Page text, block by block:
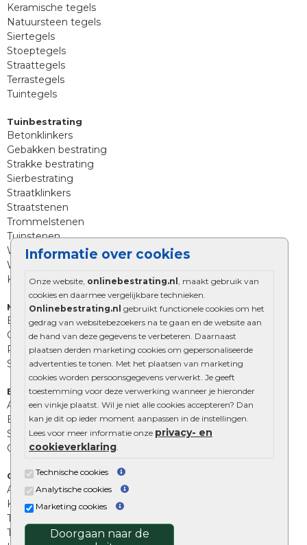
Informatie over cookies
Onze website, onlinebestrating.nl , maakt gebruik van
cookies en daarmee vergelijkbare technieken.
Onlinebestrating.nl gebruikt functionele cookies om het
gedrag van websitebezoekers na te gaan en de website aan
de hand van deze gegevens te verbeteren. Daarnaast
plaatsen derden marketing cookies om gepersonaliseerde
advertenties te tonen. Met het plaatsen van marketing
cookies worden persoonsgegevens verwerkt. Je geeft
toestemming voor deze verwerking wanneer je hieronder
een vinkje plaatst. Wil je niet alle cookies accepteren? Dan
kan je dit op ieder moment aanpassen in de instellingen.
Lees voor meer informatie onze privacy- en
cookieverklaring.
Technische cookies
Analytische cookies
Marketing cookies
Doorgaan naar de
Keramische tegels
Natuursteen tegels
Siertegels
Stoeptegels
Straattegels
Terrastegels
Tuintegels
Tuinbestrating
Betonklinkers
Gebakken bestrating
Strakke bestrating
Sierbestrating
Straatklinkers
Straatstenen
Trommelstenen
Tuinstenen
Waalformaat
Wildverband bestrating
Kingstones
Muurelementen
Betonbielzen
Opsluitbanden
Palissades
Stapelblokken
Extra benodigdheden
Afwatering en diversen
Beplantings en betonelementen
Split, grind en zand
Oprit tegels
Overig
Aanbiedingen
Kunstgras
Tuintegels outlet
Terrastegels leggen